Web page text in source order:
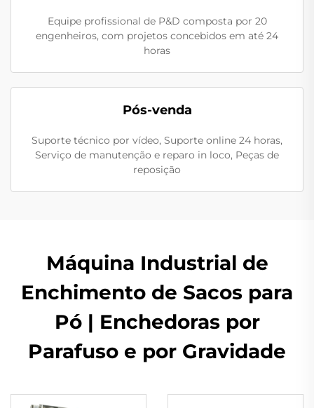
Equipe profissional de P&D composta por 20
engenheiros, com projetos concebidos em até 24
horas
Pós-venda
Suporte técnico por vídeo, Suporte online 24 horas,
Serviço de manutenção e reparo in loco, Peças de
reposição
Máquina Industrial de
Enchimento de Sacos para
Pó | Enchedoras por
Parafuso e por Gravidade